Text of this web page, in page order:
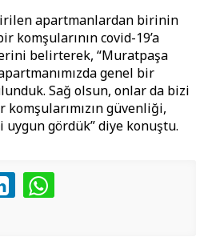
apartmanlardan birinin
komşularının covid-19’a
belirterek, “Muratpaşa
genel bir
Sağ olsun, onlar da bizi
komşularımızın güvenliği,
uygun gördük” diye konuştu.